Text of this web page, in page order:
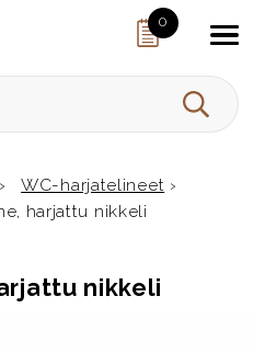
0
HAE
› WC-harjatelineet ›
harjattu nikkeli
nikkeli